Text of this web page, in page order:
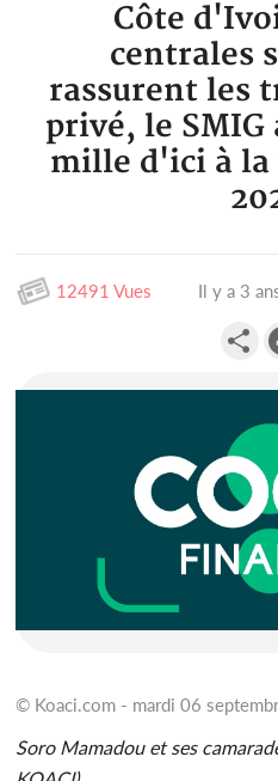
Côte
centrales
rassurent les
privé, le SMIG
mille d'ici à la
12491 Vues Il y a 3
© Koaci.com - mardi 06
Soro Mamadou et ses